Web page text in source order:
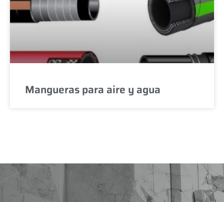
Mangueras para aire y agua